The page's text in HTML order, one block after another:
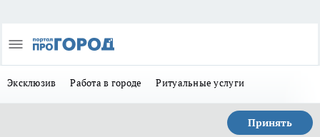
Эксклюзив Работа в городе Ритуальные услуги
Принять